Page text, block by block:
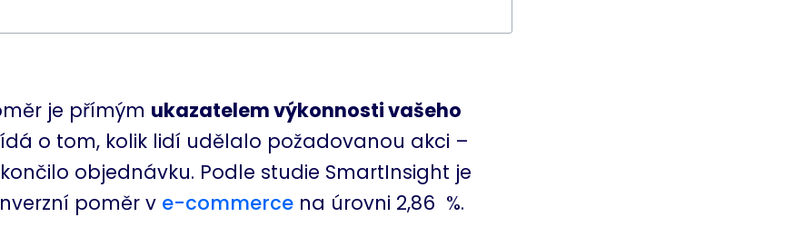
je přímým ukazatelem výkonnosti vašeho
o tom, kolik lidí udělalo požadovanou akci –
objednávku. Podle studie SmartInsight je
poměr v e-commerce na úrovni 2,86 %.